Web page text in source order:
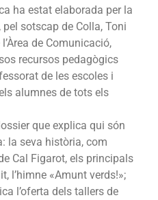
ha estat elaborada per la
sotscap de Colla, Toni
de Comunicació,
recursos pedagògics
de les escoles i
alumnes de tots els
que explica qui són
la seva història, com
Cal Figarot, els principals
l’himne «Amunt verds!»;
l’oferta dels tallers de